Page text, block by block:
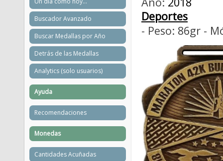
Deportes
- Peso: 86gr -
Buscador Avanzado
Buscar Medallas por Año
Detrás de las Medallas
Analytics (solo usuarios)
Ayuda
Recomendaciones
Monedas
Cantidades Acuñadas